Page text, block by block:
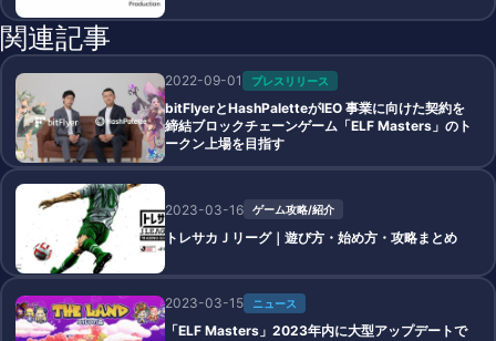
関連記事
2022-09-01 プレスリリース
bitFlyerとHashPaletteがIEO 事業に向けた契約を
締結ブロックチェーンゲーム「ELF Masters」のト
ークン上場を目指す
2023-03-16 ゲーム攻略/紹介
トレサカＪリーグ｜遊び方・始め方・攻略まとめ
2023-03-15 ニュース
「ELF Masters」2023年内に大型アップデートで